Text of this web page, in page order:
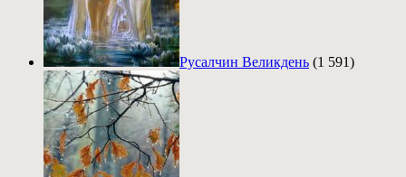
Русалчин Великдень (1 591)